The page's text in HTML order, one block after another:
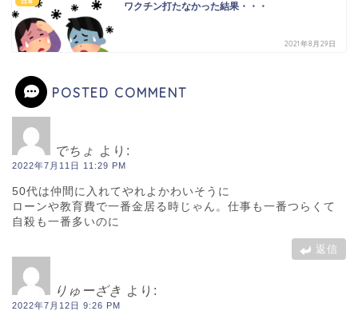
ワクチン打たなかった結果・・・
2021年8月29日
POSTED COMMENT
でちょ より:
2022年7月11日 11:29 PM
50代は仲間に入れてやれよかわいそうに
ローンや教育費で一番金居る時じゃん。仕事も一番つらくて
自殺も一番多いのに
返信
りゅーざき より:
2022年7月12日 9:26 PM